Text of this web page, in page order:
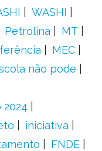
WASHI
Petrolina
MT
MEC
não pode
2024
iniciativa
FNDE